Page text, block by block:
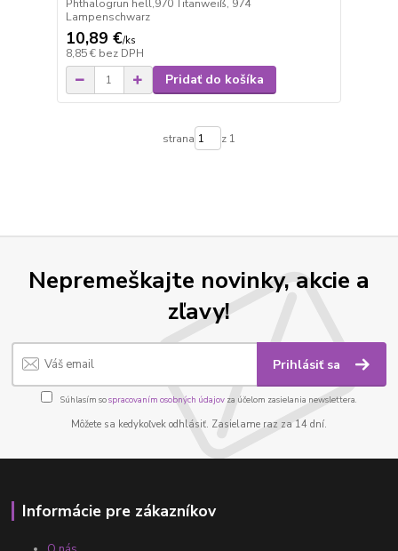
Phthalogrün hell,970 Titanweiß, 974
Lampenschwarz
10,89 €/ks
8,85 € bez DPH
Pridať do košíka
strana z 1
Nepremeškajte novinky, akcie a
zľavy!
Prihlásiť sa
Súhlasím sospracovaním osobných údajov za účelom zasielania newslettera.
Môžete sa kedykoľvek odhlásiť. Zasielame raz za 14 dní.
Informácie pre zákazníkov